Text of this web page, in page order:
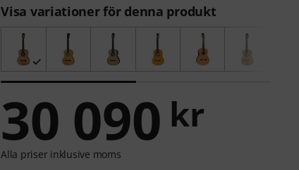
Visa variationer för denna produkt
30 090 kr
Alla priser inklusive moms